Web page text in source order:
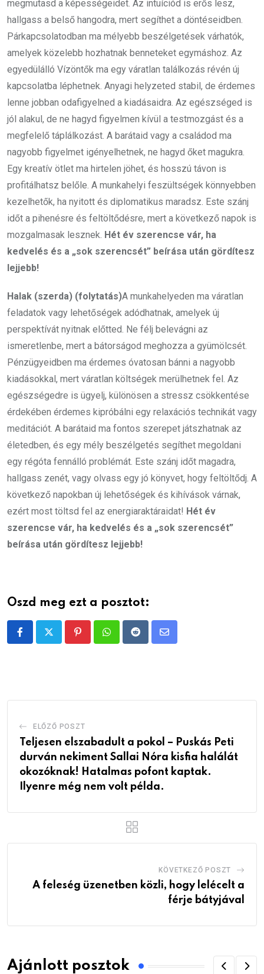
megmutasd a képességeidet. Az intuíciód is erős lesz,
hallgass a belső hangodra, mert segíthet a döntéseidben.
Párkapcsolatodban ma mélyebb beszélgetések várhatók,
amelyek közelebb hozhatnak benneteket egymáshoz. Az
egyedülálló Vízöntők ma egy váratlan találkozás révén új
kapcsolatba léphetnek. Anyagi helyzeted stabil, de érdemes
lenne jobban odafigyelned a kiadásaidra. Az egészséged is
jól alakul, de ne hagyd figyelmen kívül a testmozgást és a
megfelelő táplálkozást. A barátaid vagy a családod ma
nagyobb figyelmet igényelhetnek, ne hagyd őket magukra.
Egy kreatív ötlet ma hirtelen jöhet, és hosszú távon is
profitálhatsz belőle. A munkahelyi feszültségek könnyebben
kezelhetők, ha nyitott és diplomatikus maradsz. Este szánj
időt a pihenésre és feltöltődésre, mert a következő napok is
mozgalmasak lesznek. Hét év szerencse vár, ha
kedvelés és a „sok szerencsét” beírása után gördítesz
lejjebb!
Halak (szerda) (folytatás)A munkahelyeden ma váratlan
feladatok vagy lehetőségek adódhatnak, amelyek új
perspektívát nyitnak előtted. Ne félj belevágni az
ismeretlenbe, mert a bátorságod meghozza a gyümölcsét.
Pénzügyeidben ma érdemes óvatosan bánni a nagyobb
kiadásokkal, mert váratlan költségek merülhetnek fel. Az
egészségedre is ügyelj, különösen a stressz csökkentése
érdekében érdemes kipróbálni egy relaxációs technikát vagy
meditációt. A barátaid ma fontos szerepet játszhatnak az
életedben, és egy mély beszélgetés segíthet megoldani
egy régóta fennálló problémát. Este szánj időt magadra,
hallgass zenét, vagy olvass egy jó könyvet, hogy feltöltődj. A
következő napokban új lehetőségek és kihívások várnak,
ezért most töltsd fel az energiaraktáraidat! Hét év
szerencse vár, ha kedvelés és a „sok szerencsét”
beírása után gördítesz lejjebb!
Oszd meg ezt a posztot:
PinterestWhatsappRedditShare
ELŐZŐ POSZT
Teljesen elszabadult a pokol – Puskás Peti
durván nekiment Sallai Nóra kisfia halálát
okozóknak! Hatalmas pofont kaptak.
Ilyenre még nem volt példa.
KÖVETKEZŐ POSZT
A feleség üzenetben közli, hogy lelécelt a
férje bátyjával
Ajánlott posztok